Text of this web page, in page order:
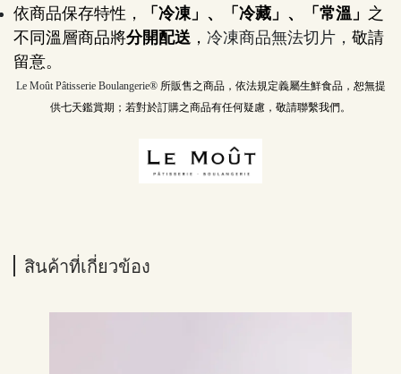
依商品保存特性，
「冷凍」、「冷藏」、「常溫」 之
不同溫層商品將分開配送 ， 冷凍商品無法切片， 敬請
留意。
Le Moût Pâtisserie Boulangerie® 所販售之商品，依法規定義屬生鮮食品，恕無提
供七天鑑賞期；若對於訂購之商品有任何疑慮，敬請聯繫我們。
สินค้าที่เกี่ยวข้อง